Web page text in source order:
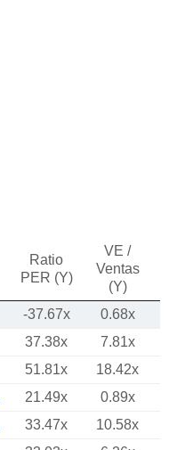
Ratio
PER (Y)
VE /
Ventas
(Y)
-37.67x
0.68x
37.38x 7.81x
51.81x 18.42x
21.49x 0.89x
33.47x 10.58x